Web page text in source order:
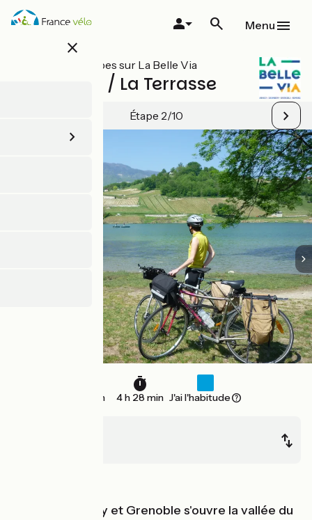
Aller
au
close
Menu
Toutes les étapes sur La Belle Via
Chambéry / La Terrasse
Étape 2/10
47 km 4 h 28 min J'ai l'habitude
Entre Chambéry et Grenoble s'ouvre la vallée du